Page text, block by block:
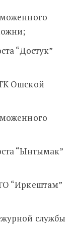
“Достук”
Ошской
“Ынтымак”
“Иркештам”
службы